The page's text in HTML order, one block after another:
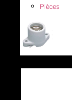
Pièces